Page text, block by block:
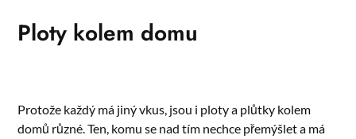
Ploty kolem domu
Protože každý má jiný vkus, jsou i ploty a plůtky kolem
domů různé. Ten, komu se nad tím nechce přemýšlet a má